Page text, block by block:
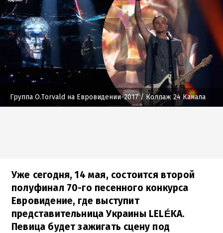
Группа O.Torvald на Евровидении-2017/ Коллаж 24 Канала
Уже сегодня, 14 мая, состоится второй
полуфинал 70-го песенного конкурса
Евровидение, где выступит
представительница Украины LELÉKA.
Певица будет зажигать сцену под